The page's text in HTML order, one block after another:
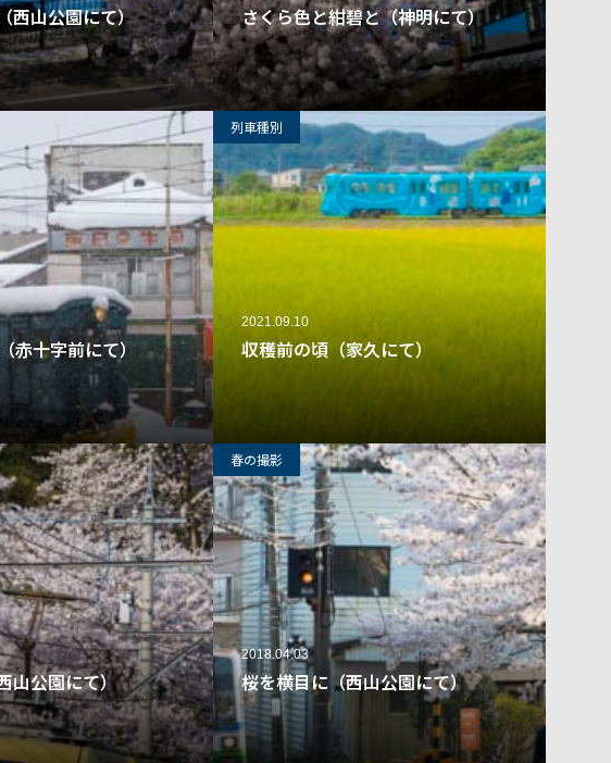
西山公園にて） さくら色と紺碧と（神明にて）
赤十字前にて）
2021.09.10
収穫前の頃（家久にて）
列車種別
山公園にて）
28
2018.04.03
桜を横目に（西山公園にて）
春の撮影